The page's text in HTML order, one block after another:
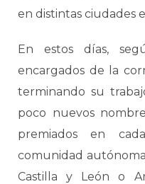
en distintas ciudades
En estos días,
encargados de la
terminando su
poco nuevos
premiados en
comunidad
Castilla y León o